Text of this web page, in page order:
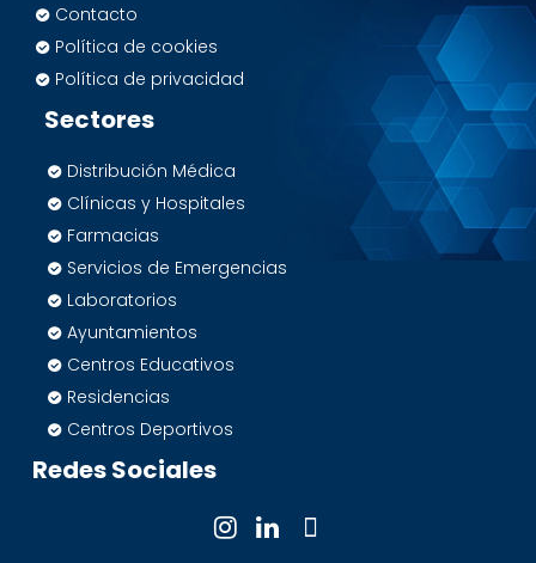
Contacto
Política de cookies
Política de privacidad
Sectores
Distribución Médica
Clínicas y Hospitales
Farmacias
Servicios de Emergencias
Laboratorios
Ayuntamientos
Centros Educativos
Residencias
Centros Deportivos
Redes Sociales